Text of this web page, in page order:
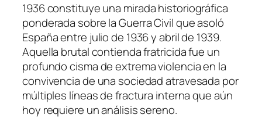
1936constituye una mirada historiográfica
ponderada sobre la Guerra Civil que asoló
España entre julio de 1936 y abril de 1939.
Aquella brutal contienda fratricida fue un
profundo cisma de extrema violencia en la
convivencia de una sociedad atravesada por
múltiples líneas de fractura interna que aún
hoy requiere un análisis sereno.